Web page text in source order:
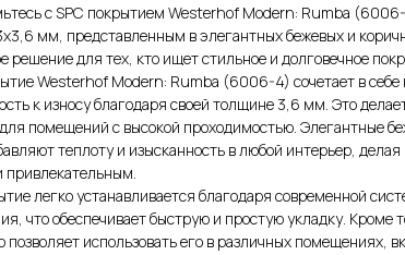
с SPC покрытием Westerhof Modern: Rumba
мм, представленным в элегантных бежевых и
решение для тех, кто ищет стильное и долговечное
Westerhof Modern: Rumba (6006-4) сочетает в себе
к износу благодаря своей толщине 3,6 мм. Это
помещений с высокой проходимостью. Элегантные
теплоту и изысканность в любой интерьер, делая
легко устанавливается благодаря современной
что обеспечивает быструю и простую укладку. Кроме
позволяет использовать его в различных помещениях,